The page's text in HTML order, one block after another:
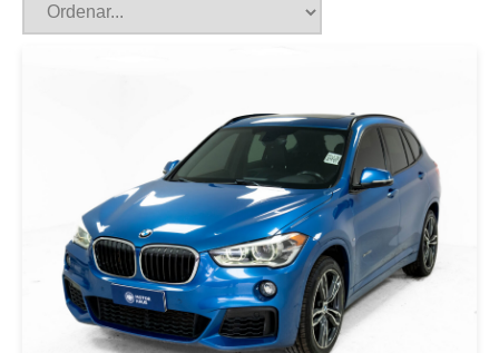
BMW X1 DRIVE28I/2017 2017
USD 21500